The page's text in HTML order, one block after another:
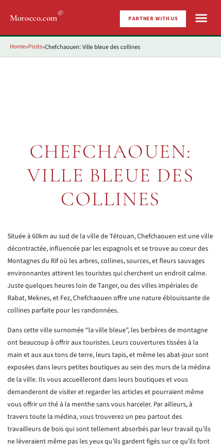
Morocco.com® PARTNER WITH US
Home»Posts»Chefchaouen: Ville bleue des collines
CHEFCHAOUEN:
VILLE BLEUE DES
COLLINES
Située à 60km au sud de la ville de Tétouan, Chefchaouen est une ville
décontractée, influencée par les espagnols et se trouve au coeur des
Montagnes du Rif où les arbres, collines, sources, et fleurssauvages
environnantes attirent les touristes qui cherchent un endroit calme.
Juste quelques heures loin de Tanger, ou des villes impériales de
Rabat, Meknes, et Fez, Chefchaouen offre une nature éblouissante de
collines parfaite pour les randonnées.
Dans cette ville surnomée “la ville bleue”, les berbères de montagne
ont beaucoup à offrir aux touristes. Leurs couvertures tissées à la
main et aux aux tons de terre, leurs tapis, et même les abat-jour sont
exposéesdans leurs petites boutiques au sein des murs de la médina
de la ville. Ils vous accueilleront dans leurs boutiqueset vous
demanderont de visiter et regarder les articles et pourraient même
vous offrir un thé à la menthe sans vous harceler. Par ailleurs, à
travers toute la médina, vous trouverez un peu partout des
travailleurs de bois qui sonttellement absorbés par leur travail qu’ils
ne lèveraient même pas les yeux qu’ils gardent figés sur ce qu’ils font